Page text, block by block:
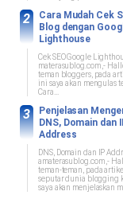
Cara Mudah Cek
Blog dengan
Lighthouse
Cek SEO Google
materasublog.com ,-
teman bloggers, pada
ini saya akan mengulas
Cara...
Penjelasan
DNS, Domain dan
Address
DNS, Domain dan IP
amaterasublog.com ,-
teman-teman, pada artikel
seputar dunia blogging
saya akan menjelaskan